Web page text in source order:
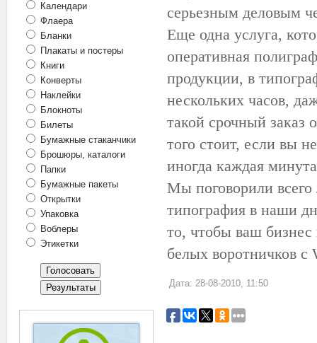
Календари
Флаера
Бланки
Плакаты и постеры
Книги
Конверты
Наклейки
Блокноты
Билеты
Бумажные стаканчики
Брошюры, каталоги
Папки
Бумажные пакеты
Открытки
Упаковка
Воблеры
Этикетки
серьезным деловым
Еще одна услуга,
оперативная
продукции, в
нескольких часов,
такой срочный заказ
того стоит, если вы
иногда каждая
Мы поговорили всего
типография в наши
то, чтобы ваш
белых воротничков с
Дата: 28-08-2010, 11:50